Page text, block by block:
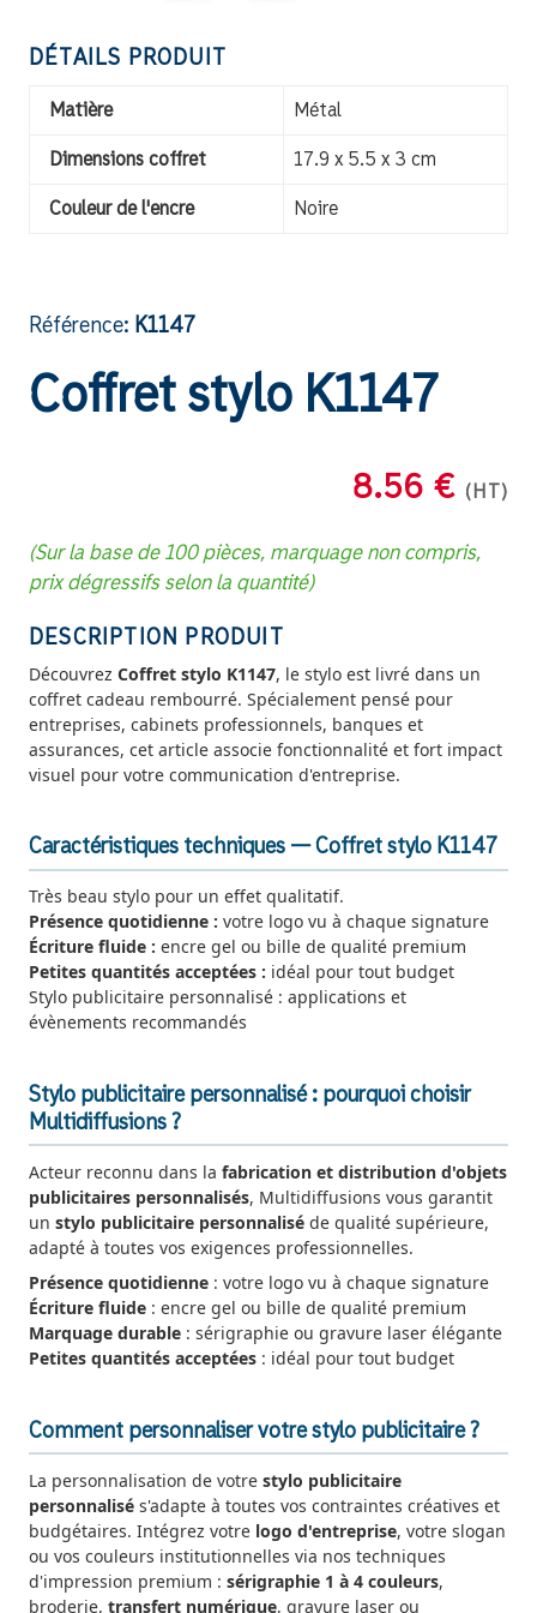
DÉTAILS PRODUIT
Matière Métal
Dimensions coffret 17.9 x 5.5 x 3 cm
Couleur de l'encre Noire
Référence: K1147
Coffret stylo K1147
8.56 € (HT)
(Sur la base de 100 pièces, marquage non compris,
prix dégressifs selon la quantité)
DESCRIPTION PRODUIT
Découvrez Coffret stylo K1147, le stylo est livré dans un
coffret cadeau rembourré. Spécialement pensé pour
entreprises, cabinets professionnels, banques et
assurances, cet article associe fonctionnalité et fort impact
visuel pour votre communication d'entreprise.
Caractéristiques techniques — Coffret stylo K1147
Très beau stylo pour un effet qualitatif.
Présence quotidienne : votre logo vu à chaque signature
Écriture fluide : encre gel ou bille de qualité premium
Petites quantités acceptées : idéal pour tout budget
Stylo publicitaire personnalisé : applications et
évènements recommandés
Stylo publicitaire personnalisé : pourquoi choisir
Multidiffusions ?
Acteur reconnu dans la fabrication et distribution d'objets
publicitaires personnalisés, Multidiffusions vous garantit
un stylo publicitaire personnalisé de qualité supérieure,
adapté à toutes vos exigences professionnelles.
Présence quotidienne : votre logo vu à chaque signature
Écriture fluide : encre gel ou bille de qualité premium
Marquage durable : sérigraphie ou gravure laser élégante
Petites quantités acceptées : idéal pour tout budget
Comment personnaliser votre stylo publicitaire ?
La personnalisation de votre stylo publicitaire
personnalisé s'adapte à toutes vos contraintes créatives et
budgétaires. Intégrez votre logo d'entreprise, votre slogan
ou vos couleurs institutionnelles via nos techniques
d'impression premium : sérigraphie 1 à 4 couleurs,
broderie, transfert numérique, gravure laser ou